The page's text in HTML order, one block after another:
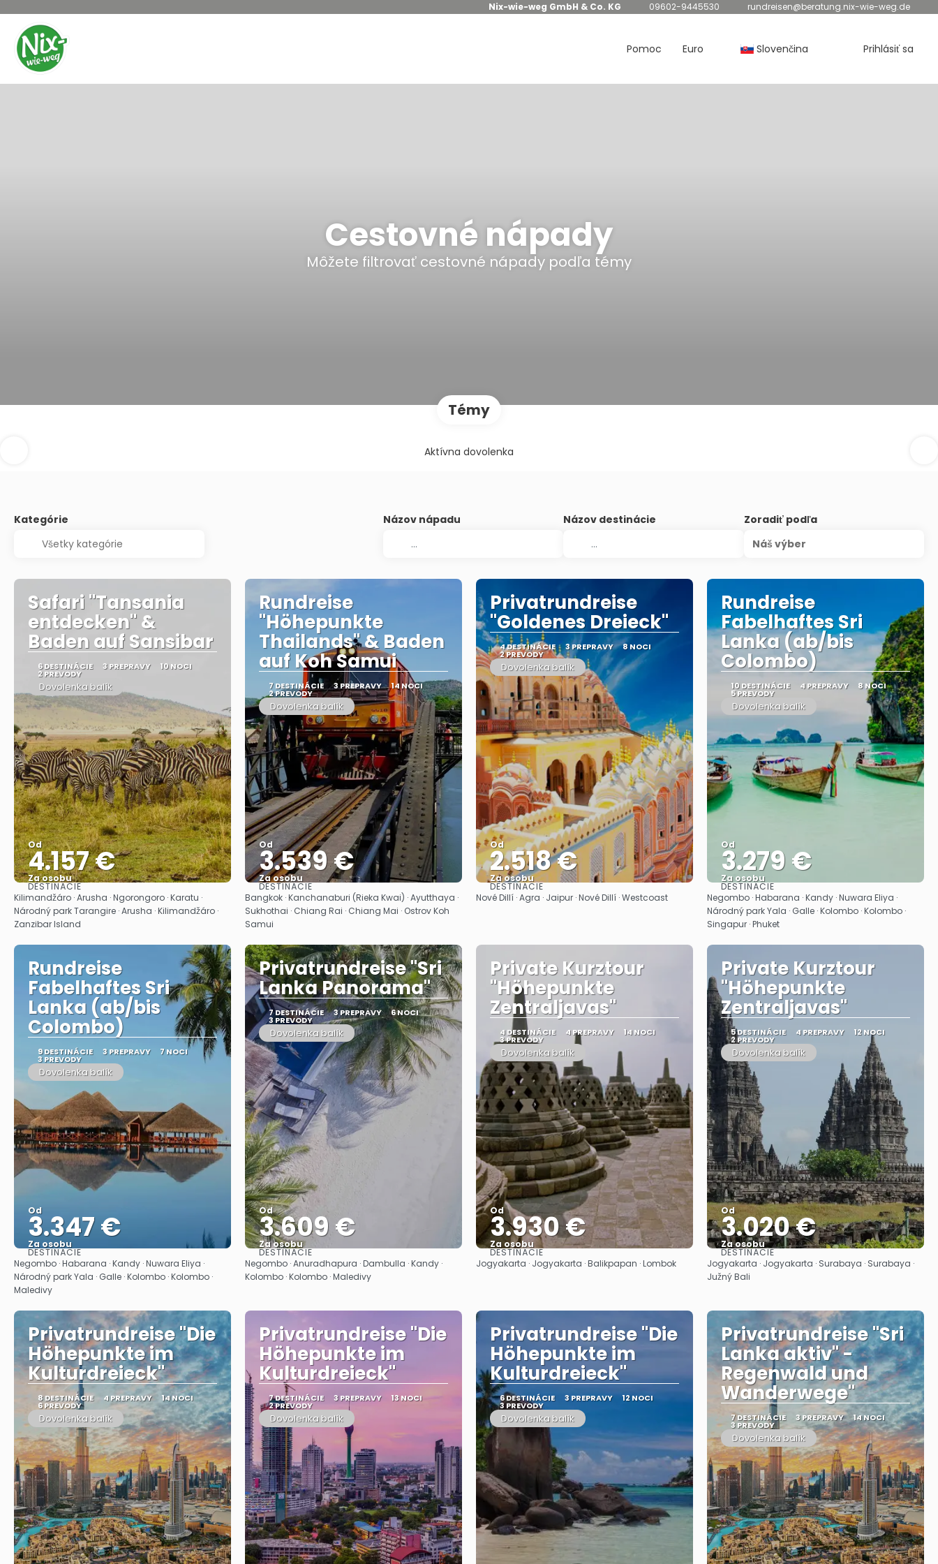
Nix-wie-weg GmbH & Co. KG 09602-9445530 rundreisen@beratung.nix-wie-weg.de
Pomoc Euro Slovenčina Prihlásiť sa
Cestovné nápady
Môžete filtrovať cestovné nápady podľa témy
Témy
Aktívna dovolenka
Kategórie Názov nápadu Názov destinácie
Zoradiť podľa
Náš výber
Safari "Tansania
entdecken" &
Baden auf Sansibar
6 DESTINÁCIE 3 PREPRAVY 10 NOCI
2 PREVODY
Dovolenka balík
Od
4.157 €
Za osobu
Pozrieť sa
DESTINÁCIE
Kilimandžáro · Arusha · Ngorongoro · Karatu ·
Národný park Tarangire · Arusha · Kilimandžáro ·
Zanzibar Island
Rundreise
"Höhepunkte
Thailands" & Baden
auf Koh Samui
7 DESTINÁCIE 3 PREPRAVY 14 NOCI
2 PREVODY
Dovolenka balík
Od
3.539 €
Za osobu
Pozrieť sa
DESTINÁCIE
Bangkok · Kanchanaburi (Rieka Kwai) · Ayutthaya ·
Sukhothai · Chiang Rai · Chiang Mai · Ostrov Koh
Samui
Privatrundreise
"Goldenes Dreieck"
4 DESTINÁCIE 3 PREPRAVY 8 NOCI
2 PREVODY
Dovolenka balík
Od
2.518 €
Za osobu
Pozrieť sa
DESTINÁCIE
Nové Dillí · Agra · Jaipur · Nové Dillí · Westcoast
Rundreise
Fabelhaftes Sri
Lanka (ab/bis
Colombo)
10 DESTINÁCIE 4 PREPRAVY 8 NOCI
5 PREVODY
Dovolenka balík
Od
3.279 €
Za osobu
Pozrieť sa
DESTINÁCIE
Negombo · Habarana · Kandy · Nuwara Eliya ·
Národný park Yala · Galle · Kolombo · Kolombo ·
Singapur · Phuket
Rundreise
Fabelhaftes Sri
Lanka (ab/bis
Colombo)
9 DESTINÁCIE 3 PREPRAVY 7 NOCI
3 PREVODY
Dovolenka balík
Od
3.347 €
Za osobu
Pozrieť sa
DESTINÁCIE
Negombo · Habarana · Kandy · Nuwara Eliya ·
Národný park Yala · Galle · Kolombo · Kolombo ·
Maledivy
Privatrundreise "Sri
Lanka Panorama"
7 DESTINÁCIE 3 PREPRAVY 6 NOCI
3 PREVODY
Dovolenka balík
Od
3.609 €
Za osobu
Pozrieť sa
DESTINÁCIE
Negombo · Anuradhapura · Dambulla · Kandy ·
Kolombo · Kolombo · Maledivy
Private Kurztour
"Höhepunkte
Zentraljavas"
4 DESTINÁCIE 4 PREPRAVY 14 NOCI
3 PREVODY
Dovolenka balík
Od
3.930 €
Za osobu
Pozrieť sa
DESTINÁCIE
Jogyakarta · Jogyakarta · Balikpapan · Lombok
Private Kurztour
"Höhepunkte
Zentraljavas"
5 DESTINÁCIE 4 PREPRAVY 12 NOCI
2 PREVODY
Dovolenka balík
Od
3.020 €
Za osobu
Pozrieť sa
DESTINÁCIE
Jogyakarta · Jogyakarta · Surabaya · Surabaya ·
Južný Bali
Privatrundreise "Die
Höhepunkte im
Kulturdreieck"
8 DESTINÁCIE 4 PREPRAVY 14 NOCI
6 PREVODY
Dovolenka balík
Privatrundreise "Die
Höhepunkte im
Kulturdreieck"
7 DESTINÁCIE 3 PREPRAVY 13 NOCI
2 PREVODY
Dovolenka balík
Privatrundreise "Die
Höhepunkte im
Kulturdreieck"
6 DESTINÁCIE 3 PREPRAVY 12 NOCI
3 PREVODY
Dovolenka balík
Privatrundreise "Sri
Lanka aktiv" -
Regenwald und
Wanderwege"
7 DESTINÁCIE 3 PREPRAVY 14 NOCI
3 PREVODY
Dovolenka balík